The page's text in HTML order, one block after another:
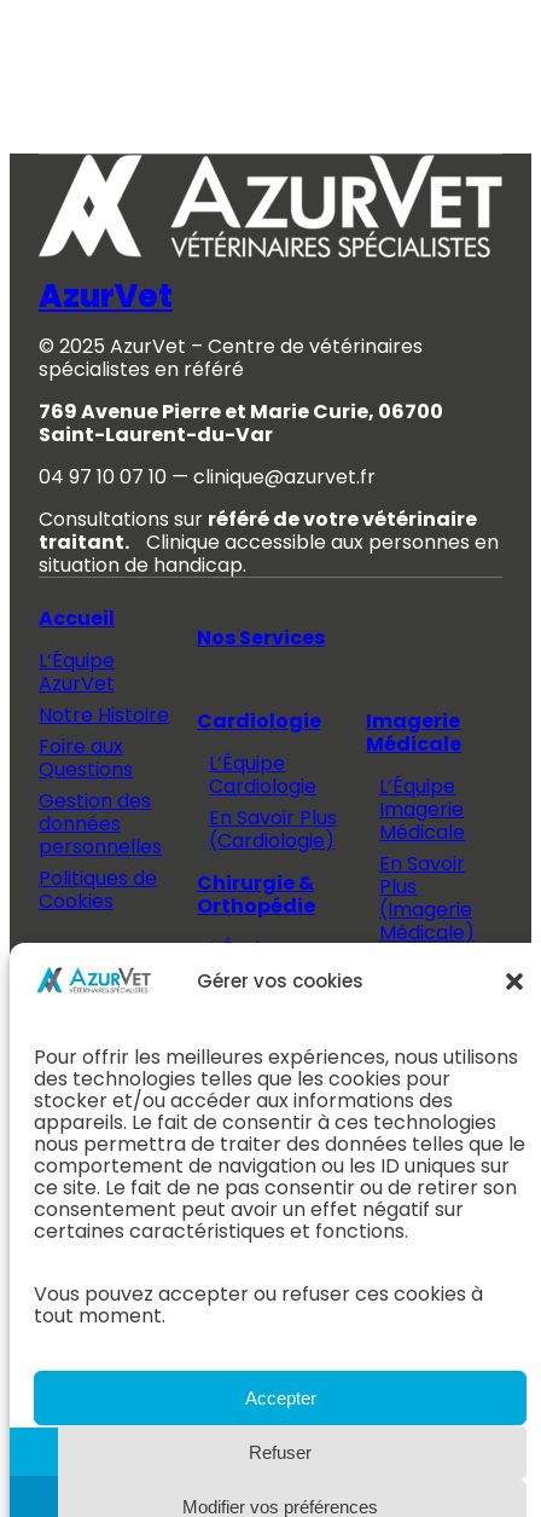
Gérer vos cookies
Pour offrir les meilleures expériences, nous utilisons
des technologies telles que les cookies pour
stocker et/ou accéder aux informations des
appareils. Le fait de consentir à ces technologies
nous permettra de traiter des données telles que le
comportement de navigation ou les ID uniques sur
ce site. Le fait de ne pas consentir ou de retirer son
consentement peut avoir un effet négatif sur
certaines caractéristiques et fonctions.
Vous pouvez accepter ou refuser ces cookies à
tout moment.
Accepter
Refuser
Modifier vos préférences
AzurVet
© 2025 AzurVet – Centre de vétérinaires
spécialistes en référé
769 Avenue Pierre et Marie Curie, 06700
Saint-Laurent-du-Var
04 97 10 07 10 — clinique@azurvet.fr
Consultations sur référé de votre vétérinaire
traitant. Clinique accessible aux personnes en
situation de handicap.
Accueil
L’Équipe
AzurVet
Notre Histoire
Foire aux
Questions
Gestion des
données
personnelles
Politiques de
Cookies
Propriétaire
Prendre
rendez-vous
Après mon
rendez-vous
Espace
Vétérinaire
cas
Nous rejoindre
AzurVet
Nos Services
Cardiologie
L’Équipe
Cardiologie
En Savoir Plus
(Cardiologie)
Chirurgie &
Orthopédie
L’Équipe
Chirurgie &
Orthopédie
(Chirurgie &
Orthopédie)
Dentisterie &
ORL
L’Équipe
Dentisterie &
ORL
(Dentisterie &
ORL)
L’Équipe
Hospitalisation
En Savoir Plus
(Hospitalisation)
Imagerie
Médicale
L’Équipe
Imagerie
Médicale
En Savoir
Plus
(Imagerie
Médicale)
Médecine
Interne
En Savoir
Plus
(Médecine
Interne)
Neurologie
Neurologie
(Neurologie)